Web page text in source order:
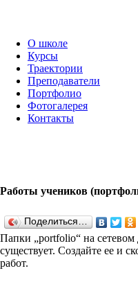
О школе
Курсы
Траектории
Преподаватели
Портфолио
Фотогалерея
Контакты
Работы учеников
Поделиться…
Папки „port­fo­lio“ на сетевом
существует. Создайте ее и
работ.